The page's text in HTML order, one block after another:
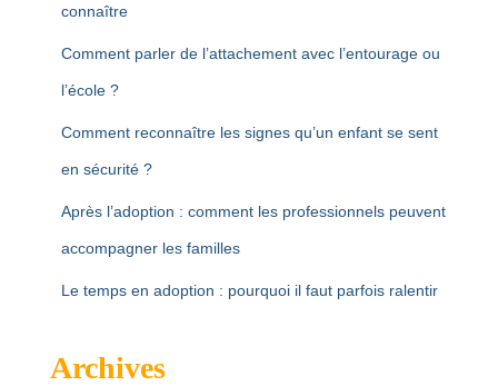
connaître
Comment parler de l’attachement avec l’entourage ou
l’école ?
Comment reconnaître les signes qu’un enfant se sent
en sécurité ?
Après l’adoption : comment les professionnels peuvent
accompagner les familles
Le temps en adoption : pourquoi il faut parfois ralentir
Archives